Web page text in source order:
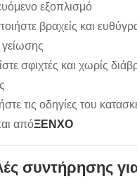
εξοπλισμό
βραχείς και
σφιχτές και χωρίς
τις οδηγίες του
απόΞΕΝΧΟ
συντήρησης